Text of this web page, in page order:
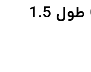
دودو مدل CA-4730 طول 1.5